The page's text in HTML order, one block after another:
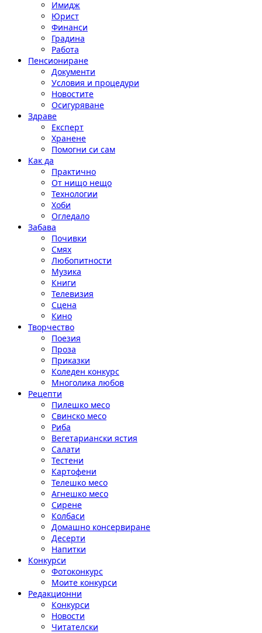
Имидж
Юрист
Финанси
Градина
Работа
Пенсиониране
Документи
Условия и процедури
Новостите
Осигуряване
Здраве
Експерт
Хранене
Помогни си сам
Как да
Практично
От нищо нещо
Технологии
Хоби
Огледало
Забава
Почивки
Смях
Любопитности
Музика
Книги
Телевизия
Сцена
Кино
Творчество
Поезия
Проза
Приказки
Коледен конкурс
Многолика любов
Рецепти
Пилешко месо
Свинско месо
Риба
Вегетариански ястия
Салати
Тестени
Картофени
Телешко месо
Агнешко месо
Сирене
Колбаси
Домашно консервиране
Десерти
Напитки
Конкурси
Фотоконкурс
Моите конкурси
Редакционни
Конкурси
Новости
Читателски